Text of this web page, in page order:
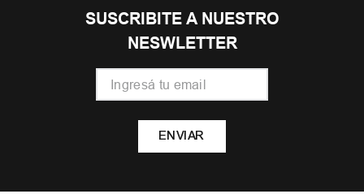
SUSCRIBITE A NUESTRO
NESWLETTER
ENVIAR